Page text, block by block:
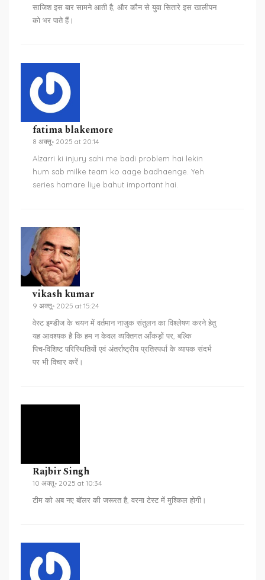
साजिश इस बार सामने आती है, और कौन से युवा सितारे इस खालीपन
को भर पाते हैं।
fatima blakemore
8 अक्तू॰ 2025 at 20:14
Alzarri ki injury sahi me badi problem hai lekin
hum sab milke team ko aage badhaenge. Yeh
series hamare liye bahut important hai.
vikash kumar
9 अक्तू॰ 2025 at 15:24
वेस्ट इण्डीज के चयन में वर्तमान नाजुक संतुलन का विश्लेषण करने हेतु
यह आवश्यक है कि हम न केवल व्यक्तिगत आँकड़ों पर, बल्कि
पिच‑विशिष्ट परिस्थितियों एवं अंतर्राष्ट्रीय प्रतिस्पर्धा के व्यापक संदर्भ
पर भी विचार करें।
Rajbir Singh
10 अक्तू॰ 2025 at 10:34
टीम को अब नए बॉलर की जरूरत है, वरना टेस्ट में मुश्किल होगी।